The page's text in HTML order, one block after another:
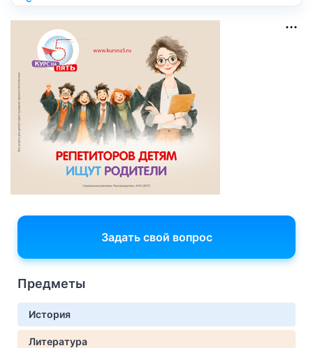
Задать свой вопрос
Предметы
История
Литература